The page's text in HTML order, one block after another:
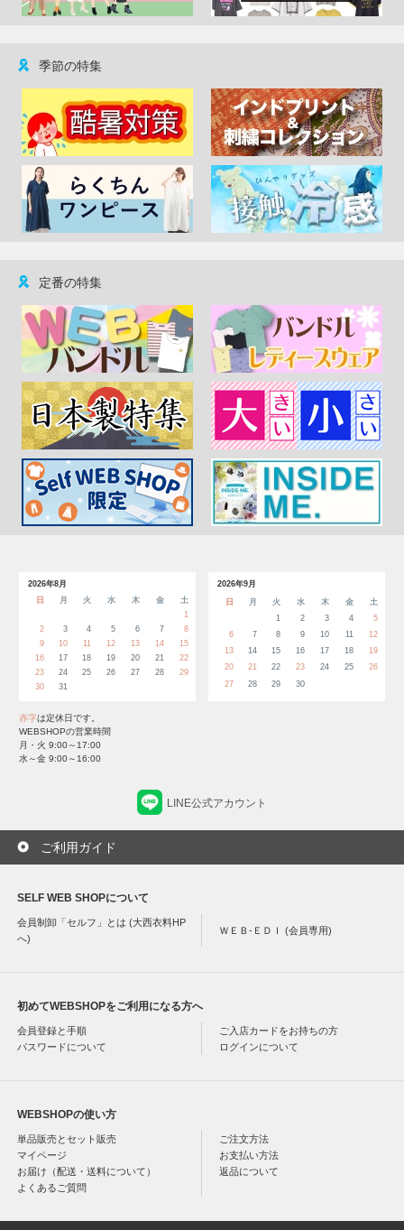
季節の特集
定番の特集
2026年8月
日
月 火 水 木 金
土
1
2
3 4 5 6 7
8
9
10 11 12 13 14
15
16
17 18 19 20 21
22
23
24 25 26 27 28
29
30
31
2026年9月
日
月 火 水 木 金
土
1
2 3 4
5
6
7 8 9 10 11
12
13
14 15 16 17 18
19
20
21 22 23 24 25
26
27
28 29 30
赤字は定休日です。
WEBSHOPの営業時間
月・火 9:00～17:00
水～金 9:00～16:00
LINE公式アカウント
ご利用ガイド
SELF WEB SHOPについて
会員制卸「セルフ」とは (大西衣料HP
へ)
ＷＥＢ-ＥＤＩ (会員専用)
初めてWEBSHOPをご利用になる方へ
会員登録と手順
ご入店カードをお持ちの方
パスワードについて
ログインについて
WEBSHOPの使い方
単品販売とセット販売
ご注文方法
マイページ
お支払い方法
お届け（配送・送料について）
返品について
よくあるご質問